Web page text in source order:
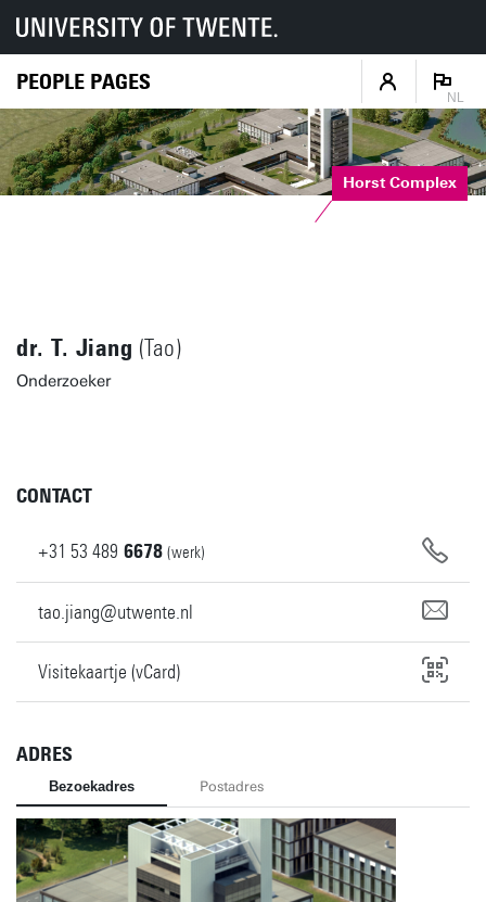
PEOPLE PAGES
NL
Horst Complex
dr. T. Jiang (Tao)
Onderzoeker
CONTACT
+31 53 489 6678 (werk)
tao.jiang@utwente.nl
Visitekaartje (vCard)
ADRES
Bezoekadres Postadres